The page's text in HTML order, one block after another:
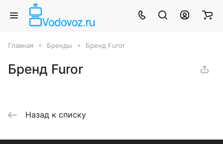
Главная Бренды Бренд Furor
Бренд Furor
Назад к списку